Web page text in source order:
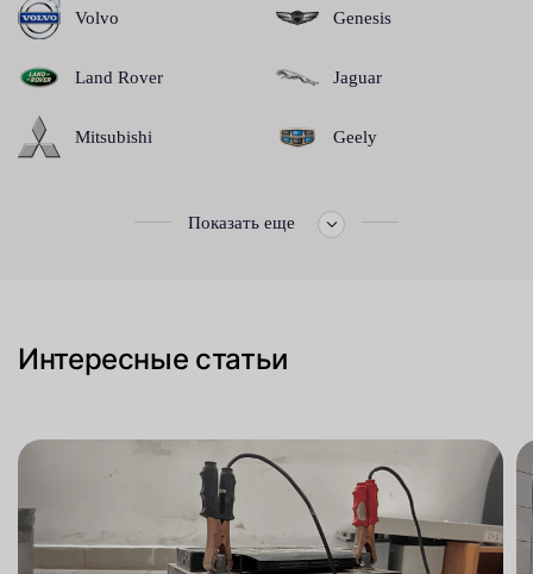
Volvo
Land Rover
Mitsubishi
Genesis
Jaguar
Geely
Показать еще
Интересные статьи